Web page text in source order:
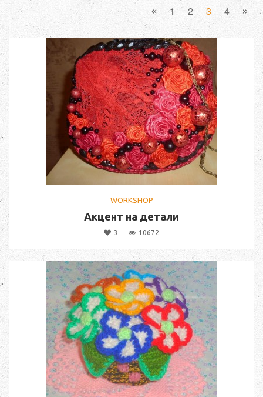
« 1 2 3 4 »
WORKSHOP
Акцент на детали
3 10672